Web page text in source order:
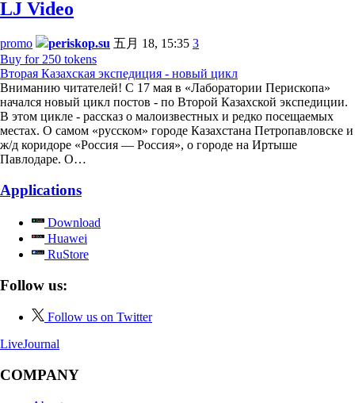
LJ Video
promo periskop.su 五月 18, 15:35 3
Buy for 250 tokens
Вторая Казахская экспедиция - новый цикл
Вниманию читателей! С 17 мая в «Лаборатории Перископа»
начался новый цикл постов - по Второй Казахской экспедиции.
В этом цикле - рассказ о малоизвестных и редко посещаемых
местах. О самом «русском» городе Казахстана Петропавловске и
ж/д коридоре «Россия — Россия», о городе на Иртыше
Павлодаре. О…
Applications
Download
Huawei
RuStore
Follow us:
Follow us on Twitter
LiveJournal
COMPANY